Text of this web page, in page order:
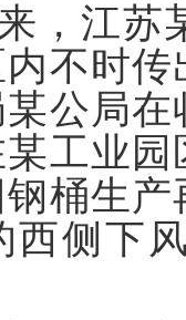
，江苏
不时
公局
工业
桶生
西侧下